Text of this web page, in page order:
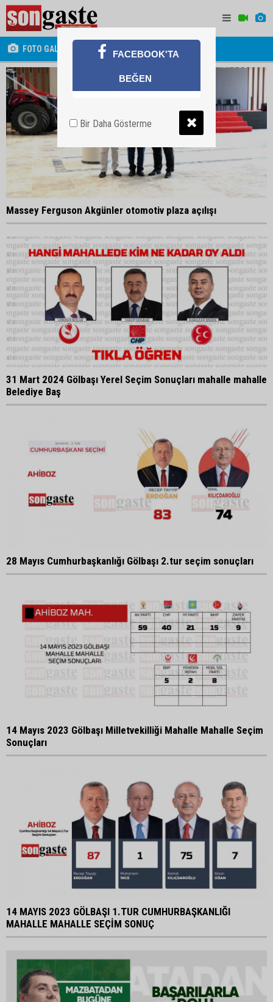
FOTO GALERİ
Massey Ferguson Akgünler otomotiv plaza açılışı
31 Mart 2024 Gölbaşı Yerel Seçim Sonuçları mahalle mahalle
Belediye Baş
28 Mayıs Cumhurbaşkanlığı Gölbaşı 2.tur seçim sonuçları
14 Mayıs 2023 Gölbaşı Milletvekilliği Mahalle Mahalle Seçim
Sonuçları
14 MAYIS 2023 GÖLBAŞI 1.TUR CUMHURBAŞKANLIĞI
MAHALLE MAHALLE SEÇİM SONUÇ
FACEBOOK'TA
BEĞEN
Bir Daha Gösterme